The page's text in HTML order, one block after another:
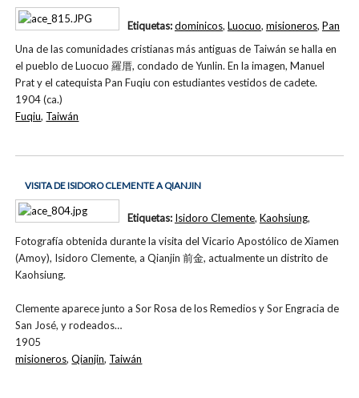
Una de las comunidades cristianas más antiguas de Taiwán se halla en
el pueblo de Luocuo 羅厝, condado de Yunlin. En la imagen, Manuel
Prat y el catequista Pan Fuqiu con estudiantes vestidos de cadete.
1904 (ca.)
Etiquetas:dominicos, Luocuo, misioneros, Pan
Fuqiu, Taiwán
VISITA DE ISIDORO CLEMENTE A QIANJIN
Fotografía obtenida durante la visita del Vicario Apostólico de Xiamen
(Amoy), Isidoro Clemente, a Qianjin 前金, actualmente un distrito de
Kaohsiung.
Clemente aparece junto a Sor Rosa de los Remedios y Sor Engracia de
San José, y rodeados…
1905
Etiquetas: Isidoro Clemente, Kaohsiung,
misioneros,Qianjin, Taiwán